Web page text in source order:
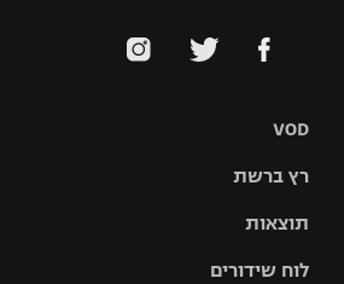
VOD
רץ ברשת
תוצאות
לוח שידורים